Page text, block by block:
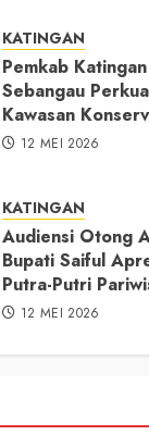
KATINGAN
Pemkab
Sebangau
Kawasan
12 MEI 2026
KATINGAN
Audiensi Otong
Bupati Saiful
Putra-Putri
12 MEI 2026